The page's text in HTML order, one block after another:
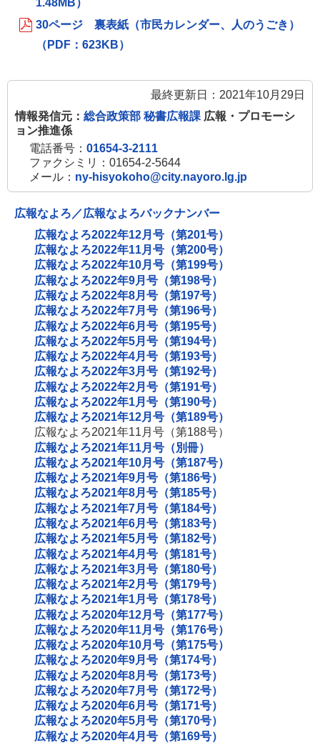
30ページ 裏表紙（市民カレンダー、人のうごき）
（PDF：623KB）
最終更新日：2021年10月29日
情報発信元： 総合政策部 秘書広報課 広報・プロモーシ
ョン推進係
電話番号： 01654-3-2111
ファクシミリ：01654-2-5644
メール： ny-hisyokoho@city.nayoro.lg.jp
広報なよろ／広報なよろバックナンバー
広報なよろ2022年12月号（第201号）
広報なよろ2022年11月号（第200号）
広報なよろ2022年10月号（第199号）
広報なよろ2022年9月号（第198号）
広報なよろ2022年8月号（第197号）
広報なよろ2022年7月号（第196号）
広報なよろ2022年6月号（第195号）
広報なよろ2022年5月号（第194号）
広報なよろ2022年4月号（第193号）
広報なよろ2022年3月号（第192号）
広報なよろ2022年2月号（第191号）
広報なよろ2022年1月号（第190号）
広報なよろ2021年12月号（第189号）
広報なよろ2021年11月号（第188号）
広報なよろ2021年11月号（別冊）
広報なよろ2021年10月号（第187号）
広報なよろ2021年9月号（第186号）
広報なよろ2021年8月号（第185号）
広報なよろ2021年7月号（第184号）
広報なよろ2021年6月号（第183号）
広報なよろ2021年5月号（第182号）
広報なよろ2021年4月号（第181号）
広報なよろ2021年3月号（第180号）
広報なよろ2021年2月号（第179号）
広報なよろ2021年1月号（第178号）
広報なよろ2020年12月号（第177号）
広報なよろ2020年11月号（第176号）
広報なよろ2020年10月号（第175号）
広報なよろ2020年9月号（第174号）
広報なよろ2020年8月号（第173号）
広報なよろ2020年7月号（第172号）
広報なよろ2020年6月号（第171号）
広報なよろ2020年5月号（第170号）
広報なよろ2020年4月号（第169号）